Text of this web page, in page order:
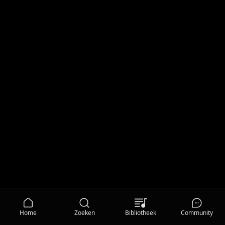
Home Zoeken Bibliotheek Community